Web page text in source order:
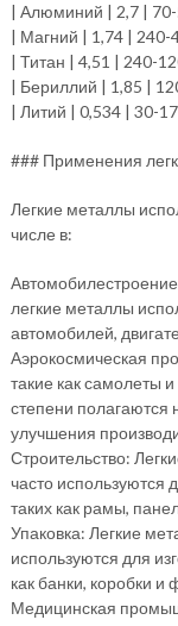
| Алюминий | 2,7 |
| Магний | 1,74 | 240-
| Титан | 4,51 | 240-
| Бериллий | 1,85 |
| Литий | 0,534 | 30-
### Применения
Легкие металлы
числе в:
легкие металлы
автомобилей,
Аэрокосмическая
такие как самолеты
степени полагаются
улучшения
Строительство:
часто используются
таких как рамы,
Упаковка: Легкие
используются для
как банки, коробки и
Медицинская